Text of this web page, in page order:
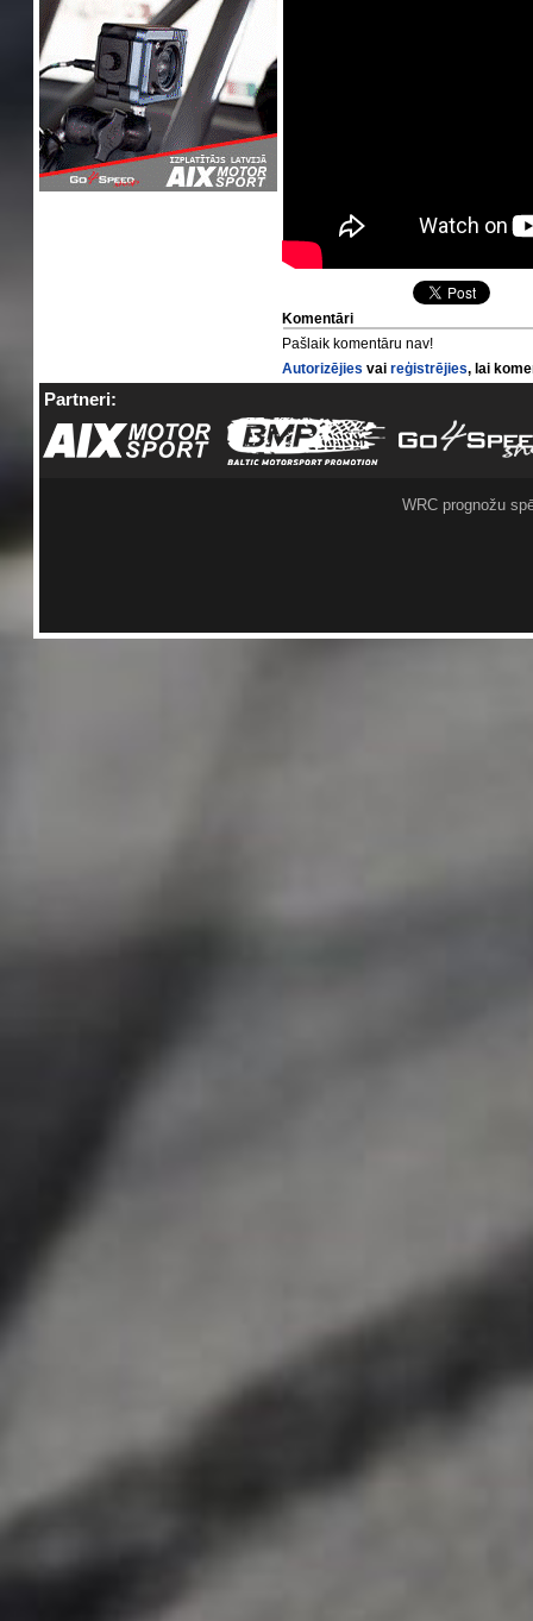
Komentāri
Pašlaik komentāru nav!
Autorizējies vaireģistrējies, lai
Partneri:
WRC prognožu